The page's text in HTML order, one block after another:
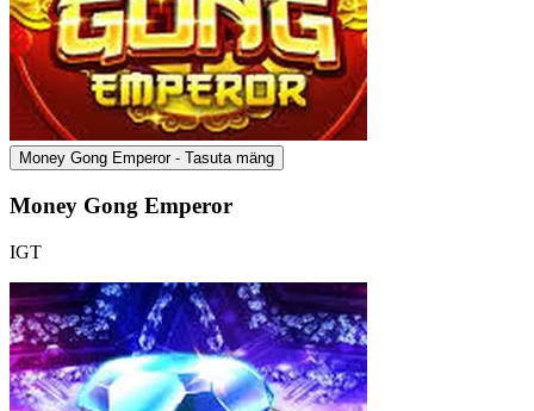
Money Gong Emperor - Tasuta mäng
Money Gong Emperor
IGT